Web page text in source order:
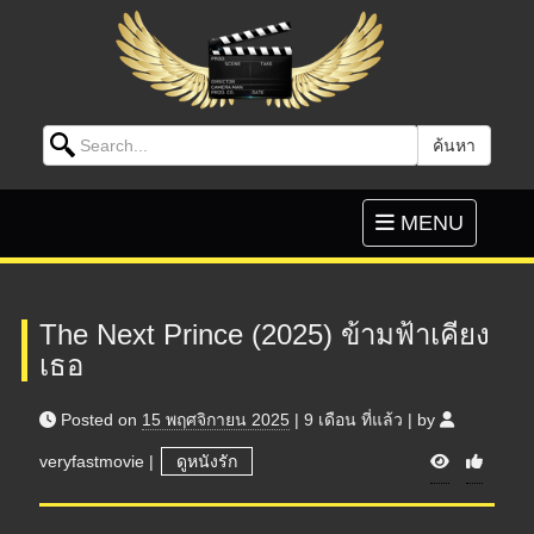
Search for: ค้นหา
Toggle
navigation
MENU
The Next Prince (2025) ข้ามฟ้าเคียง
เธอ
Posted on 15 พฤศจิกายน 2025 | 9 เดือน ที่แล้ว | by
veryfastmovie | ดูหนังรัก V
i